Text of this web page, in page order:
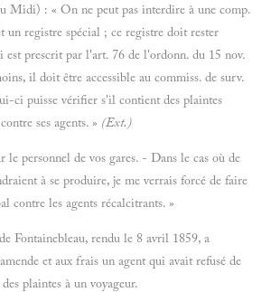
Midi) : « On ne peut pas interdire à une comp.
un registre spécial ; ce registre doit rester
prescrit par l'art. 76 de l'ordonn. du 15 nov.
il doit être accessible au commiss. de surv.
ci puisse vérifier s'il contient des plaintes
ses agents. » (Ext.)
le personnel de vos gares. - Dans le cas où de
à se produire, je me verrais forcé de faire
contre les agents récalcitrants. »
Fontainebleau, rendu le 8 avril 1859, a
et aux frais un agent qui avait refusé de
plaintes à un voyageur.